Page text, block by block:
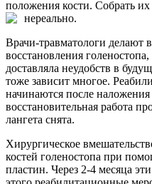
положения кости. Собрать
нереально.
Врачи-травматологи делают
восстановления
доставляла неудобств в
тоже зависит многое.
начинаются после
восстановительная работа
лангета снята.
Хирургическое
костей голеностопа при
пластин. Через 2-4 месяца